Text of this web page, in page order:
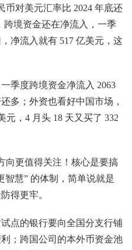
币对美元汇率比 2024 年底还
跨境资金还在净流入，一季
净流入就有 517 亿美元，这
季度跨境资金净流入 2063
多；外资也看好中国市场，
元，4 月头 18 天又买了 332
向更值得关注！核心是要搞
智慧” 的体制，简单说就是
得更牢。
点的银行要向全国分支行铺
；跨国公司的本外币资金池